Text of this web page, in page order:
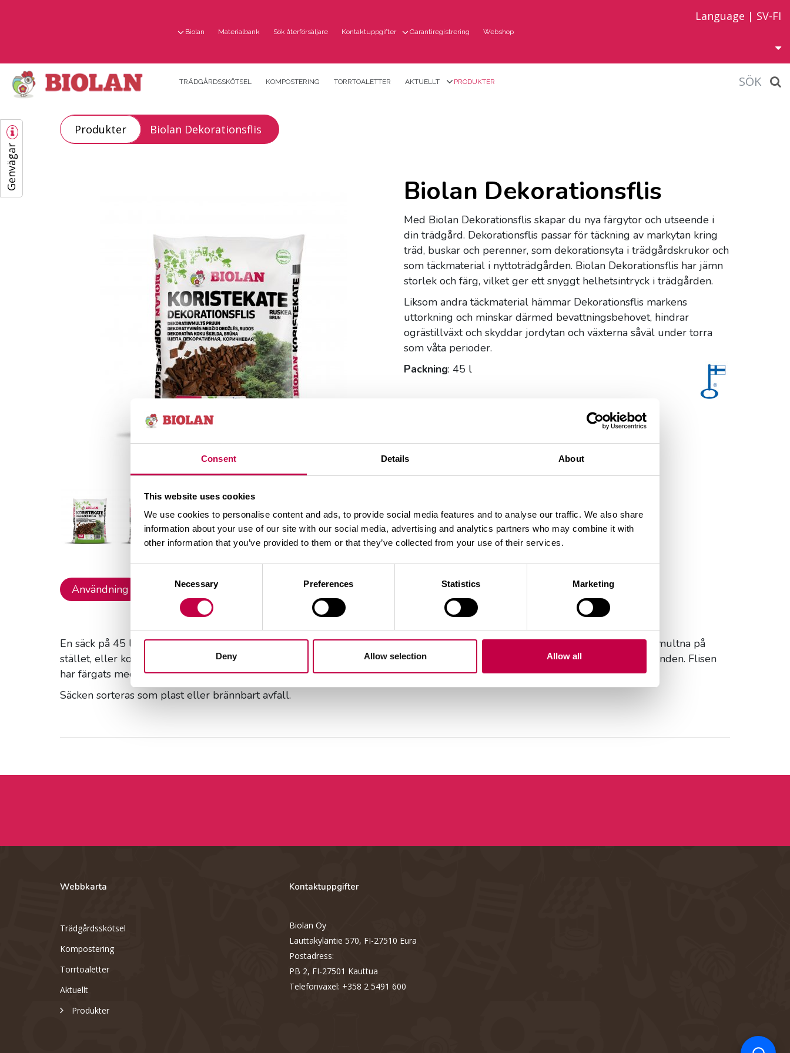
Consent Details About
This website uses cookies
We use cookies to personalise content and ads, to provide social media features and to analyse our traffic. We also share
information about your use of our site with our social media, advertising and analytics partners who may combine it with
other information that you’ve provided to them or that they’ve collected from your use of their services.
Necessary Preferences Statistics Marketing
Deny Allow selection Allow all
Genvägar
Biolan Materialbank Sök återförsäljare Kontaktuppgifter Garantiregistrering Webshop
Language | SV-FI
TRÄDGÅRDSSKÖTSEL KOMPOSTERING TORRTOALETTER AKTUELLT PRODUKTER SÖK
Produkter Biolan Dekorationsflis
Biolan Dekorationsflis
Med Biolan Dekorationsflis skapar du nya färgytor och utseende i
din trädgård. Dekorationsflis passar för täckning av markytan kring
träd, buskar och perenner, som dekorationsyta i trädgårdskrukor och
som täckmaterial i nyttoträdgården. Biolan Dekorationsflis har jämn
storlek och färg, vilket ger ett snyggt helhetsintryck i trädgården.
Liksom andra täckmaterial hämmar Dekorationsflis markens
uttorkning och minskar därmed bevattningsbehovet, hindrar
ogrästillväxt och skyddar jordytan och växterna såväl under torra
som våta perioder.
Packning: 45 l
Användning Produktinformation
En säck på 45 liter räcker till täckning av en kvadratmeter, när täckskiktet är circa 5 cm tjockt. Du kan låta dekorationsflisen förmultna på
stället, eller kompostera den. Flisens bitstorlek är 7–50 mm. Dekorationsflisens färg är hållbar även i varierande väderförhållanden. Flisen
har färgats med järnoxid som är ofarligt för miljön.
Säcken sorteras som plast eller brännbart avfall.
Webbkarta
Trädgårdsskötsel
Kompostering
Torrtoaletter
Aktuellt
Produkter
Kontaktuppgifter
Biolan Oy
Lauttakyläntie 570, FI-27510 Eura
Postadress:
PB 2, FI-27501 Kauttua
Telefonväxel: +358 2 5491 600